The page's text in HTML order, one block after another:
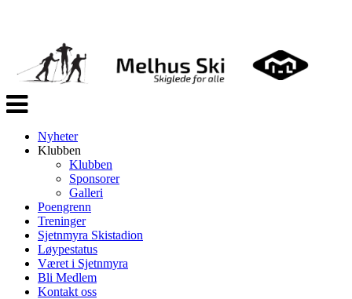
Veksle
navigasjon
Nyheter
Klubben
Klubben
Sponsorer
Galleri
Poengrenn
Treninger
Sjetnmyra Skistadion
Løypestatus
Været i Sjetnmyra
Bli Medlem
Kontakt oss